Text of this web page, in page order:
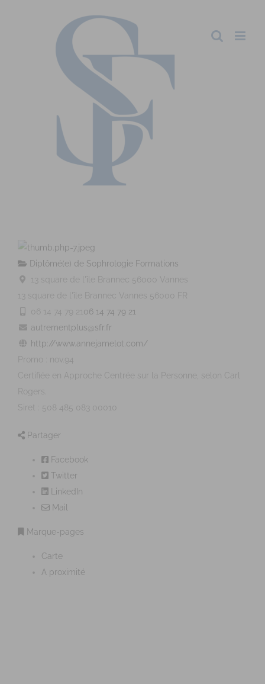
Diplômé(e) de Sophrologie Formations
13 square de l'île Brannec 56000 Vannes
13 square de l'île Brannec
Vannes 56000
FR
06 14 74 79 2106 14 74 79 21
autrementplus@sfr.fr
http://www.annejamelot.com/
Promo : nov.94
Certifiée en Approche Centrée sur la Personne, selon Carl
Rogers.
Siret : 508 485 083 00010
Partager
Facebook
Twitter
LinkedIn
Mail
Marque-pages
Carte
A proximité